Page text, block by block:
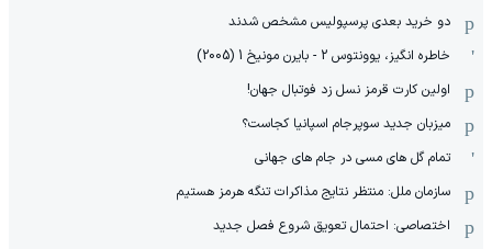
دو خرید بعدی پرسپولیس مشخص شدند
خاطره انگیز، یوونتوس 2 - بایرن مونیخ 1 (2005)
اولین کارت قرمز نسل زد فوتبال جهان!
میزبان جدید سوپرجام اسپانیا کجاست؟
تمام گل های مسی در جام های جهانی
سازمان ملل: منتظر نتایج مذاکرات تنگه هرمز هستیم
اختصاصی: احتمال تعویق شروع فصل جدید